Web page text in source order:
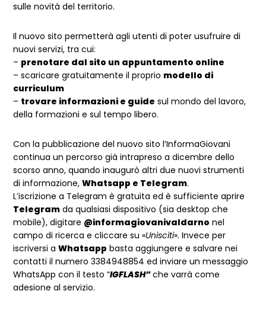
sulle novità del territorio.
Il nuovo sito permetterà agli utenti di poter usufruire di
nuovi servizi, tra cui:
– prenotare dal sito un appuntamento online
– scaricare gratuitamente il proprio modello di
curriculum
– trovare informazioni e guide sul mondo del lavoro,
della formazioni e sul tempo libero.
Con la pubblicazione del nuovo sito l’InformaGiovani
continua un percorso già intrapreso a dicembre dello
scorso anno, quando inaugurò altri due nuovi strumenti
di informazione,Whatsapp e Telegram.
L’iscrizione a Telegram è gratuita ed è sufficiente aprire
Telegram da qualsiasi dispositivo (sia desktop che
mobile), digitare @informagiovanivaldarno nel
campo di ricerca e cliccare su «Unisciti». Invece per
iscriversi aWhatsapp basta aggiungere e salvare nei
contatti il numero 3384948854 ed inviare un messaggio
WhatsApp con il testo “IGFLASH”che varrà come
adesione al servizio.